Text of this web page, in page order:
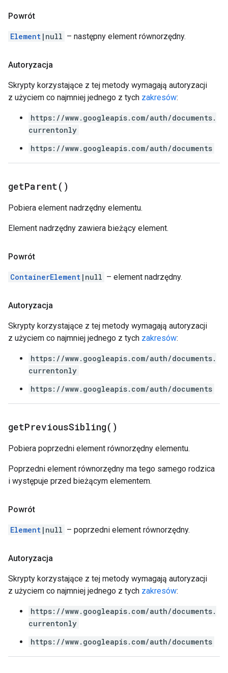
Powrót
Element |null – następny element równorzędny.
Autoryzacja
Skrypty korzystające z tej metody wymagają autoryzacji
z użyciem co najmniej jednego z tych zakresów:
https://www.googleapis.com/auth/documents.
currentonly
https://www.googleapis.com/auth/documents
getParent( )
Pobiera element nadrzędny elementu.
Element nadrzędny zawiera bieżący element.
Powrót
ContainerElement |null – element nadrzędny.
Autoryzacja
Skrypty korzystające z tej metody wymagają autoryzacji
z użyciem co najmniej jednego z tych zakresów:
https://www.googleapis.com/auth/documents.
currentonly
https://www.googleapis.com/auth/documents
getPreviousSibling( )
Pobiera poprzedni element równorzędny elementu.
Poprzedni element równorzędny ma tego samego rodzica
i występuje przed bieżącym elementem.
Powrót
Element |null – poprzedni element równorzędny.
Autoryzacja
Skrypty korzystające z tej metody wymagają autoryzacji
z użyciem co najmniej jednego z tych zakresów:
https://www.googleapis.com/auth/documents.
currentonly
https://www.googleapis.com/auth/documents